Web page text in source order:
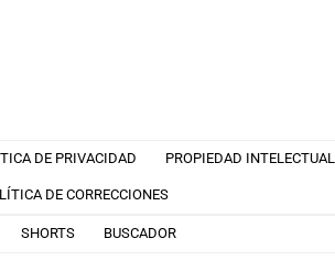
DE PRIVACIDAD PROPIEDAD INTELECTUAL
DE CORRECCIONES
SHORTS BUSCADOR